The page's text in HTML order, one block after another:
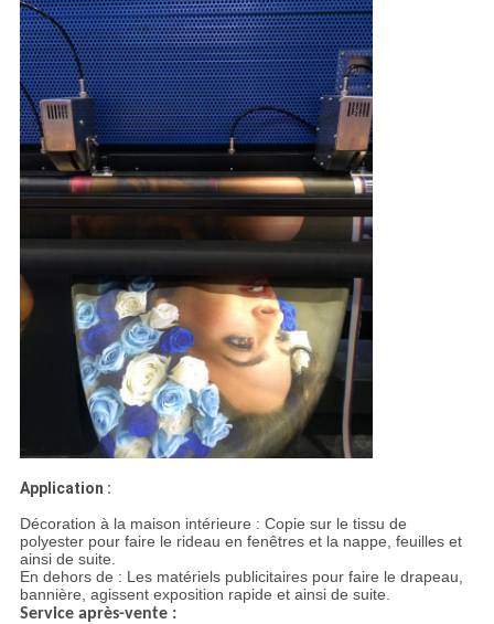
Application :
Décoration à la maison intérieure : Copie sur le tissu de
polyester pour faire le rideau en fenêtres et la nappe, feuilles et
ainsi de suite.
En dehors de : Les matériels publicitaires pour faire le drapeau,
bannière, agissent exposition rapide et ainsi de suite.
Service après-vente :